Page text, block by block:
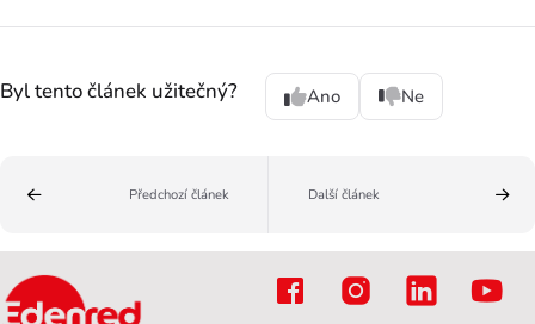
Byl tento článek užitečný? Ano Ne
Předchozí článek Další článek